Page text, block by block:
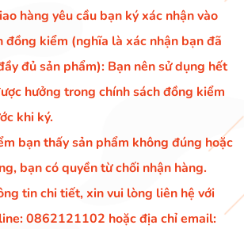
hàng yêu cầu bạn ký xác nhận vào
đồng kiểm (nghĩa là xác nhận bạn đã
đủ sản phẩm): Bạn nên sử dụng hết
hưởng trong chính sách đồng kiểm
khi ký.
bạn thấy sản phẩm không đúng hoặc
bạn có quyền từ chối nhận hàng.
tin chi tiết, xin vui lòng liên hệ với
0862121102 hoặc địa chỉ email: